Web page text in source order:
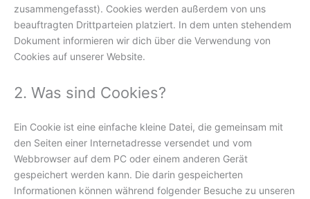
zusammengefasst). Cookies werden außerdem von uns
beauftragten Drittparteien platziert. In dem unten stehendem
Dokument informieren wir dich über die Verwendung von
Cookies auf unserer Website.
2. Was sind Cookies?
Ein Cookie ist eine einfache kleine Datei, die gemeinsam mit
den Seiten einer Internetadresse versendet und vom
Webbrowser auf dem PC oder einem anderen Gerät
gespeichert werden kann. Die darin gespeicherten
Informationen können während folgender Besuche zu unseren